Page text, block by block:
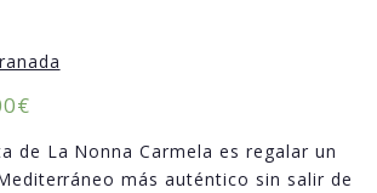
€
de La Nonna Carmela es regalar un
más auténtico sin salir de